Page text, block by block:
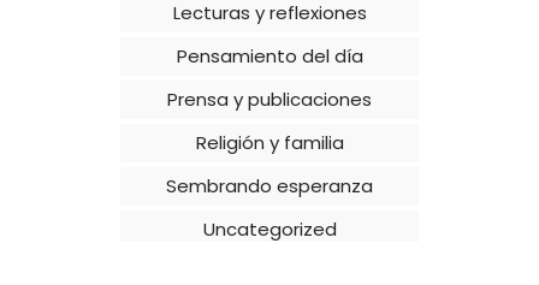
Lecturas y reflexiones
Pensamiento del día
Prensa y publicaciones
Religión y familia
Sembrando esperanza
Uncategorized